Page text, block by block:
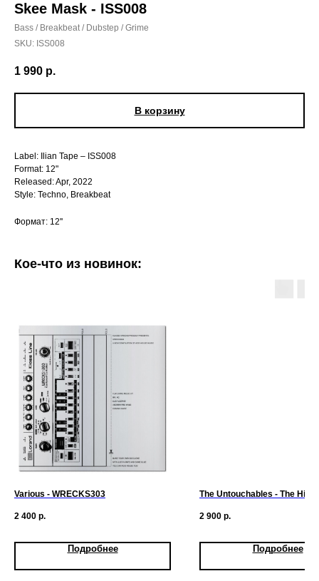
Skee Mask - ISS008
Bass / Breakbeat / Dubstep / Grime
SKU: ISS008
1 990 р.
В корзину
Label: Ilian Tape – ISS008
Format: 12"
Released: Apr, 2022
Style: Techno, Breakbeat
Формат: 12''
Кое-что из новинок:
Various - WRECKS303
2 400 р.
Подробнее
The Untouchables - The
2 900 р.
Подробнее